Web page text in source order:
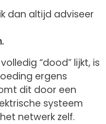
dan altijd adviseer
“dood” lijkt, is
ergens
dit door een
systeem
netwerk zelf.